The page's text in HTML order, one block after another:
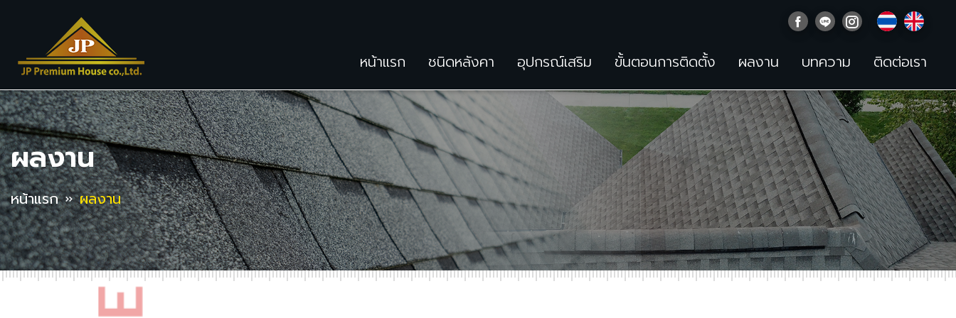
หน้าแรก ชนิดหลังคา อุปกรณ์เสริม ขั้นตอนการติดตั้ง ผลงาน บทความ ติดต่อเรา
ผลงาน
หน้าแรก ผลงาน